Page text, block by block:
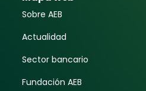
Sobre AEB
Actualidad
Sector bancario
Fundación AEB